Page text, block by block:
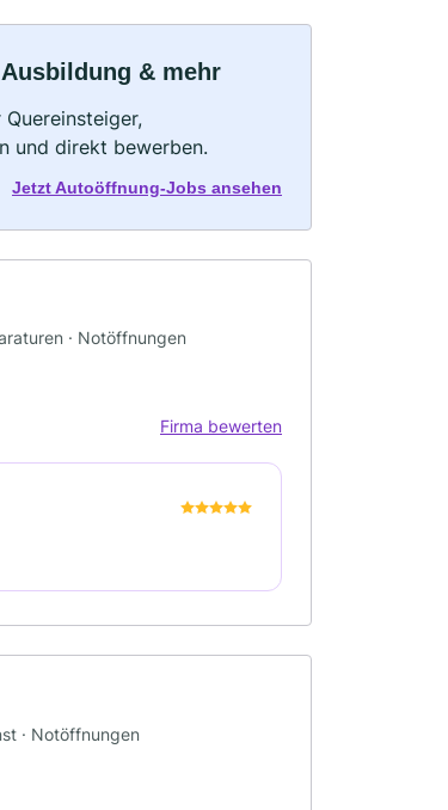
& mehr
und direkt bewerben.
Jetzt Autoöffnung-Jobs ansehen
· Notöffnungen
Firma bewerten
· Notöffnungen